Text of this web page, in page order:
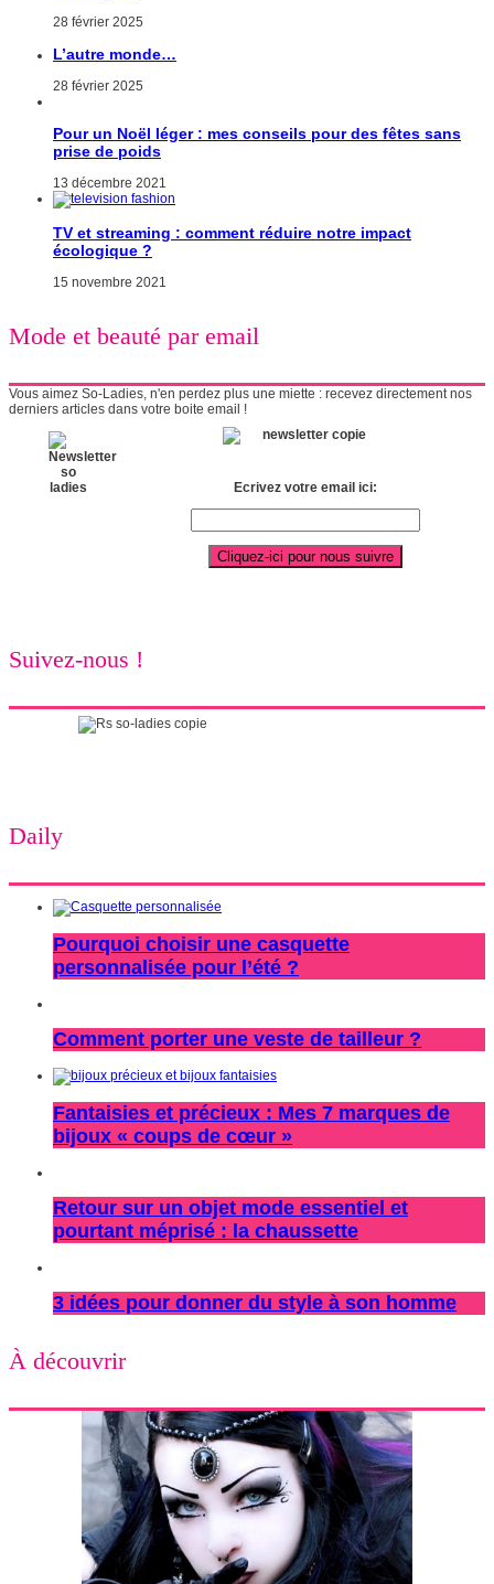
28 février 2025
L’autre monde…
28 février 2025
Pour un Noël léger : mes conseils pour des fêtes sans
prise de poids
13 décembre 2021
TV et streaming : comment réduire notre impact
écologique ?
15 novembre 2021
Mode et beauté par email
Vous aimez So-Ladies, n'en perdez plus une miette : recevez directement nos
derniers articles dans votre boite email !
Ecrivez votre email ici:
Suivez-nous !
Daily
Pourquoi choisir une casquette
personnalisée pour l’été ?
Comment porter une veste de tailleur ?
Fantaisies et précieux : Mes 7 marques de
bijoux « coups de cœur »
Retour sur un objet mode essentiel et
pourtant méprisé : la chaussette
3 idées pour donner du style à son homme
À découvrir